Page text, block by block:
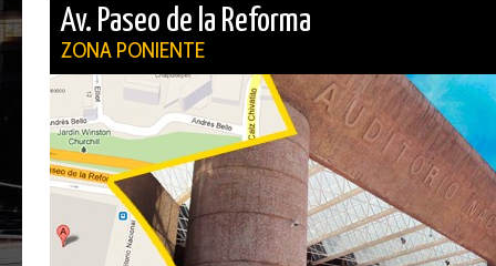
Av. Paseo de la Reforma
ZONA PONIENTE